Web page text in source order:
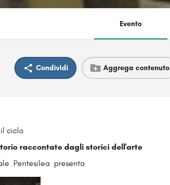
Evento
Condividi Aggrega contenuto
il ciclo
raccontate dagli storici dell'arte
Pentesilea presenta